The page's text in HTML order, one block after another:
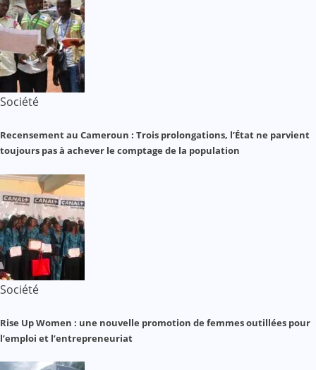
Société
Recensement au Cameroun : Trois prolongations, l’État ne parvient
toujours pas à achever le comptage de la population
Société
Rise Up Women : une nouvelle promotion de femmes outillées pour
l’emploi et l’entrepreneuriat